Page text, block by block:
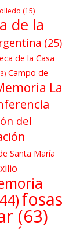
(15)
de la
(25)
de la Casa
Campo de
La
del
Santa María
fosas
(63)